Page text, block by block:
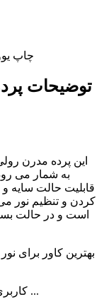
چاپ
توضیحات
این پرده مدرن
به شمار می
قابلیت حالت سایه
کردن و تنظیم نور می
است و در حالت
✨ کاربری متفاوت برای محیط منزل،اداری،تجاری و ...